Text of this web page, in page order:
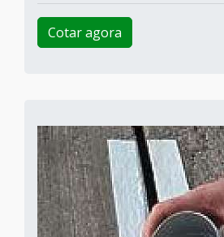
Cotar agora